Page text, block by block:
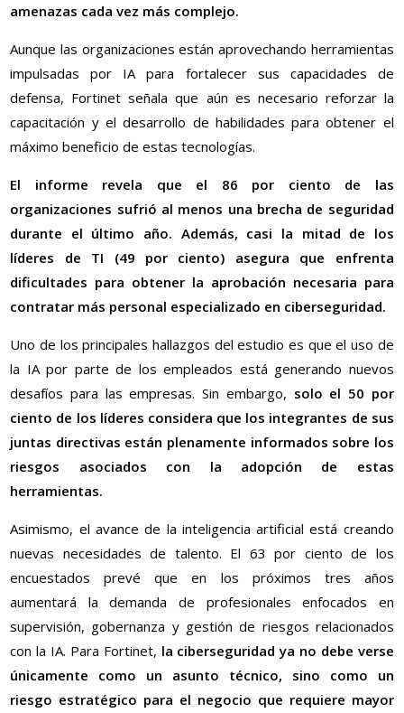
amenazas cada vez más complejo.
Aunque las organizaciones están aprovechando herramientas
impulsadas por IA para fortalecer sus capacidades de
defensa, Fortinet señala que aún es necesario reforzar la
capacitación y el desarrollo de habilidades para obtener el
máximo beneficio de estas tecnologías.
El informe revela que el 86 por ciento de las
organizaciones sufrió al menos una brecha de seguridad
durante el último año. Además, casi la mitad de los
líderes de TI (49 por ciento) asegura que enfrenta
dificultades para obtener la aprobación necesaria para
contratar más personal especializado en ciberseguridad.
Uno de los principales hallazgos del estudio es que el uso de
la IA por parte de los empleados está generando nuevos
desafíos para las empresas. Sin embargo, solo el 50 por
ciento de los líderes considera que los integrantes de sus
juntas directivas están plenamente informados sobre los
riesgos asociados con la adopción de estas
herramientas.
Asimismo, el avance de la inteligencia artificial está creando
nuevas necesidades de talento. El 63 por ciento de los
encuestados prevé que en los próximos tres años
aumentará la demanda de profesionales enfocados en
supervisión, gobernanza y gestión de riesgos relacionados
con la IA. Para Fortinet, la ciberseguridad ya no debe verse
únicamente como un asunto técnico, sino como un
riesgo estratégico para el negocio que requiere mayor